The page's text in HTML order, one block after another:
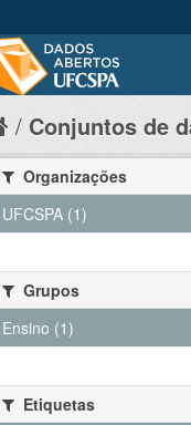
Conjuntos de
Organizações
UFCSPA (1)
Grupos
Ensino (1)
Etiquetas